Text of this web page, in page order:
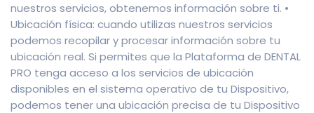
nuestros servicios, obtenemos información sobre ti. •
Ubicación física: cuando utilizas nuestros servicios
podemos recopilar y procesar información sobre tu
ubicación real. Si permites que la Plataforma de DENTAL
PRO tenga acceso a los servicios de ubicación
disponibles en el sistema operativo de tu Dispositivo,
podemos tener una ubicación precisa de tu Dispositivo